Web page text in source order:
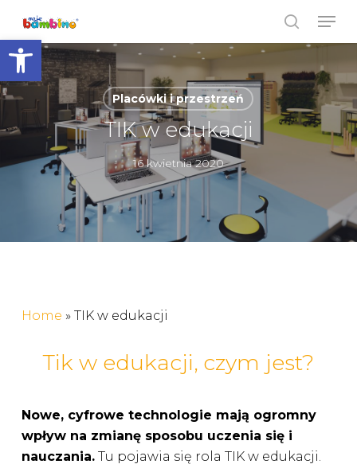
Open toolbar
main
content
Placówki i przestrzeń
TIK w edukacji
16 kwietnia 2020
Home » TIK w edukacji
Tik w edukacji, czym jest?
Nowe, cyfrowe technologie mają ogromny
wpływ na zmianę sposobu uczenia się i
nauczania. Tu pojawia się rola TIK w edukacji.
Close
Menu